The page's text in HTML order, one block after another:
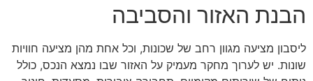
הבנת האזור והסביבה
ליסבון מציעה מגוון רחב של שכונות, וכל אחת מהן מציעה חוויות
שונות. יש לערוך מחקר מעמיק על האזור שבו נמצא הנכס, כולל